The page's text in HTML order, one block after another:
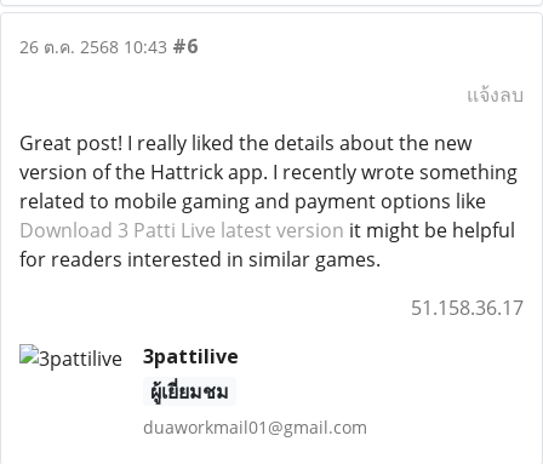
26 ต.ค. 2568 10:43 #6
แจ้งลบ
Great post! I really liked the details about the new
version of the Hattrick app. I recently wrote something
related to mobile gaming and payment options like
Download 3 Patti Live latest version it might be helpful
for readers interested in similar games.
51.158.36.17
3pattilive
ผู้เยี่ยมชม
duaworkmail01@gmail.com